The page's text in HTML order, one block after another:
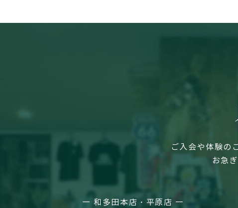
ご入会や体験の
お急
― 和多田本店・平原店 ―